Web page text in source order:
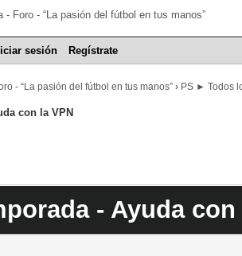
sesión Regístrate
- “La pasión del fútbol en tus manos” › PS ► Todos
con la VPN
- Ayuda con